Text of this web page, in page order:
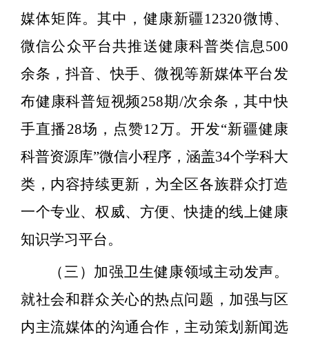
媒体矩阵。其中，健康新疆12320微博、
微信公众平台共推送健康科普类信息500
余条，抖音、快手、微视等新媒体平台发
布健康科普短视频258期/次余条 ，其中快
手直播28场，点赞12万。开发“新疆健康
科普资源库”微信小程序，涵盖34个学科大
类，内容持续更新，为全区各族群众打造
一个专业、权威、方便、快捷的线上健康
知识学习平台。
（三）加强卫生健康领域主动发声。
就社会和群众关心的热点问题，加强与区
内主流媒体的沟通合作，主动策划新闻选